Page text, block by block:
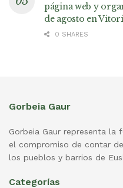
página web y
de agosto en
0 SHARES
Gorbeia Gaur
Gorbeia Gaur representa
el compromiso de contar
los pueblos y barrios de
Categorías